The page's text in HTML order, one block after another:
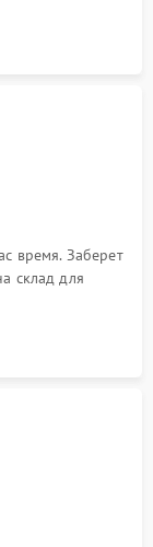
время. Заберет
склад для